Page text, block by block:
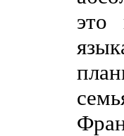
это